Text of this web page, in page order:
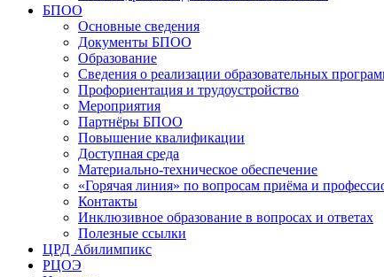
БПОО
Основные сведения
Документы БПОО
Образование
Сведения о реализации образовательных
Профориентация и трудоустройство
Мероприятия
Партнёры БПОО
Повышение квалификации
Доступная среда
Материально-техническое обеспечение
«Горячая линия» по вопросам приёма и
Контакты
Инклюзивное образование в вопросах и ответах
Полезные ссылки
ЦРД Абилимпикс
РЦОЭ